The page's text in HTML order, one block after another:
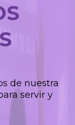
de nuestra
servir y